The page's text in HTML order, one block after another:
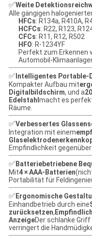
✅Weite
Alle gängigen
HFCs: R134a, R410A,
HCFCs: R22, R123,
CFCs: R11, R12, R502
HFO: R-1234YF
Perfekt zum Erkennen
Automobil-
✅ Intelligentes Portable-
Kompakter Aufbau mit
Digitalbildschirm, und a
Edelstahl macht es
Räume.
✅Verbessertes
Integration mit einem
Empfindlichkeit
✅ Batteriebetriebene
Mit4 × AAA-Batterien
Portabilität für
✅ Ergonomische
Einhandbetrieb durch eine
zurücksetzen,
AnzeigeDer schlanke
verringert die